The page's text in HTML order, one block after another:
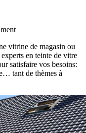
vitrine de magasin ou
en teinte de vitre
satisfaire vos besoins:
tant de thèmes à